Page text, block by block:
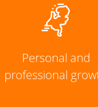
Personal and
professional